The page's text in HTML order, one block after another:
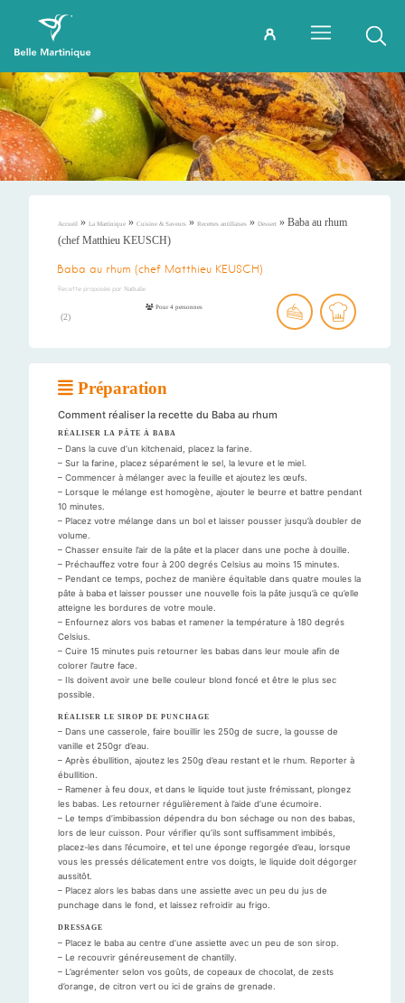
Accueil » La Martinique » Cuisine & Saveurs » Recettes antillaises » Dessert » Baba au rhum
(chef Matthieu KEUSCH)
Baba au rhum (chef Matthieu KEUSCH)
Recette proposée par Nathalie
(2)
Pour 4 personnes
Préparation
Comment réaliser la recette du Baba au rhum
RÉALISER LA PÂTE À BABA
– Dans la cuve d’un kitchenaid, placez la farine.
– Sur la farine, placez séparément le sel, la levure et le miel.
– Commencer à mélanger avec la feuille et ajoutez les œufs.
– Lorsque le mélange est homogène, ajouter le beurre et battre pendant
10 minutes.
– Placez votre mélange dans un bol et laisser pousser jusqu’à doubler de
volume.
– Chasser ensuite l’air de la pâte et la placer dans une poche à douille.
– Préchauffez votre four à 200 degrés Celsius au moins 15 minutes.
– Pendant ce temps, pochez de manière équitable dans quatre moules la
pâte à baba et laisser pousser une nouvelle fois la pâte jusqu’à ce qu’elle
atteigne les bordures de votre moule.
– Enfournez alors vos babas et ramener la température à 180 degrés
Celsius.
– Cuire 15 minutes puis retourner les babas dans leur moule afin de
colorer l’autre face.
– Ils doivent avoir une belle couleur blond foncé et être le plus sec
possible.
RÉALISER LE SIROP DE PUNCHAGE
– Dans une casserole, faire bouillir les 250g de sucre, la gousse de
vanille et 250gr d’eau.
– Après ébullition, ajoutez les 250g d’eau restant et le rhum. Reporter à
ébullition.
– Ramener à feu doux, et dans le liquide tout juste frémissant, plongez
les babas. Les retourner régulièrement à l’aide d’une écumoire.
– Le temps d’imbibassion dépendra du bon séchage ou non des babas,
lors de leur cuisson. Pour vérifier qu’ils sont suffisamment imbibés,
placez-les dans l’écumoire, et tel une éponge regorgée d’eau, lorsque
vous les pressés délicatement entre vos doigts, le liquide doit dégorger
aussitôt.
– Placez alors les babas dans une assiette avec un peu du jus de
punchage dans le fond, et laissez refroidir au frigo.
DRESSAGE
– Placez le baba au centre d’une assiette avec un peu de son sirop.
– Le recouvrir généreusement de chantilly.
– L’agrémenter selon vos goûts, de copeaux de chocolat, de zests
d’orange, de citron vert ou ici de grains de grenade.